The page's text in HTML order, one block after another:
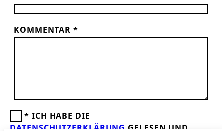
KOMMENTAR *
* ICH HABE DIE
DATENSCHUTZERKLÄRUNG GELESEN UND